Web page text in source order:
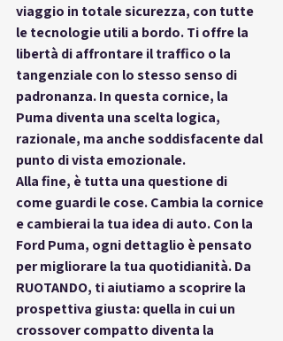
viaggio in totale sicurezza, con tutte
le tecnologie utili a bordo. Ti offre la
libertà di affrontare il traffico o la
tangenziale con lo stesso senso di
padronanza. In questa cornice, la
Puma diventa una scelta logica,
razionale, ma anche soddisfacente dal
punto di vista emozionale.
Alla fine, è tutta una questione di
come guardi le cose. Cambia la cornice
e cambierai la tua idea di auto. Con la
Ford Puma, ogni dettaglio è pensato
per migliorare la tua quotidianità. Da
RUOTANDO, ti aiutiamo a scoprire la
prospettiva giusta: quella in cui un
crossover compatto diventa la